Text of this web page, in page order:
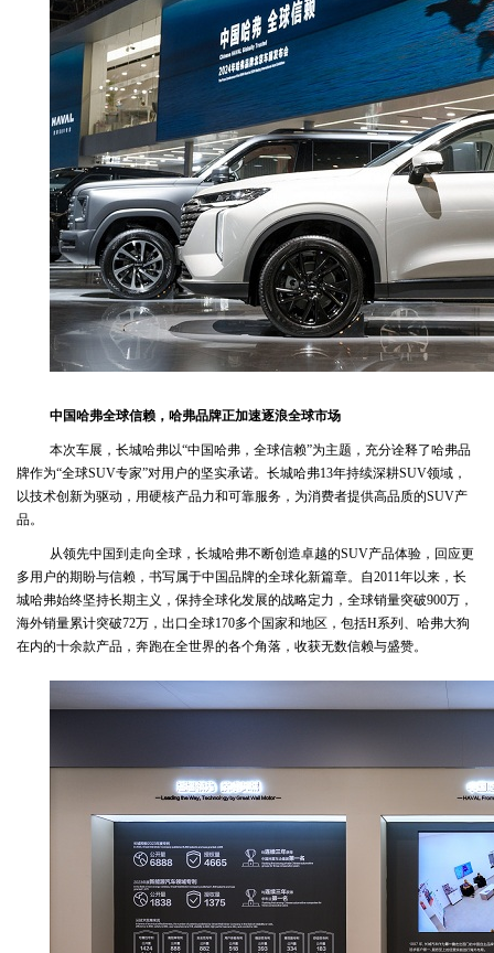
中国哈弗全球信赖，哈弗品牌正加速逐浪全球市场
本次车展，长城哈弗以“中国哈弗，全球信赖”为主题，充分诠释了哈弗品
牌作为“全球SUV专家”对用户的坚实承诺。长城哈弗13年持续深耕SUV领域，
以技术创新为驱动，用硬核产品力和可靠服务，为消费者提供高品质的SUV产
品。
从领先中国到走向全球，长城哈弗不断创造卓越的SUV产品体验，回应更
多用户的期盼与信赖，书写属于中国品牌的全球化新篇章。自2011年以来，长
城哈弗始终坚持长期主义，保持全球化发展的战略定力，全球销量突破900万，
海外销量累计突破72万，出口全球170多个国家和地区，包括H系列、哈弗大狗
在内的十余款产品，奔跑在全世界的各个角落，收获无数信赖与盛赞。